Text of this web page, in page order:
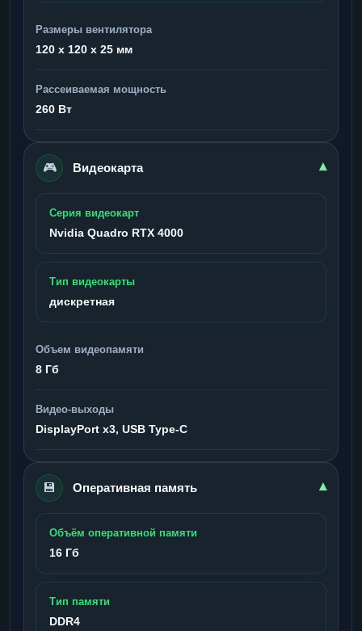
Размеры вентилятора
120 x 120 x 25 мм
Рассеиваемая мощность
260 Вт
🎮 Видеокарта ▾
Серия видеокарт
Nvidia Quadro RTX 4000
Тип видеокарты
дискретная
Объем видеопамяти
8 Гб
Видео-выходы
DisplayPort x3, USB Type-C
💾 Оперативная память ▾
Объём оперативной памяти
16 Гб
Тип памяти
DDR4